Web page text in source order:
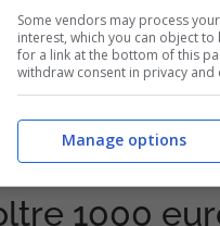
dal giudice che
MIM gli debba
mediante la carta
ciò.
1000
Some vendors may process
interest, which you can object
for a link at the bottom of this
withdraw consent in privacy and
Manage options